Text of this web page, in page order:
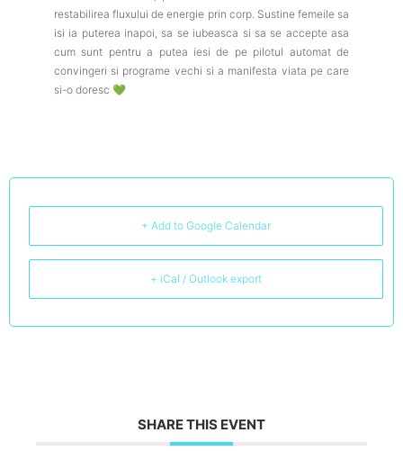
restabilirea fluxului de energie prin corp. Sustine femeile sa
isi ia puterea inapoi, sa se iubeasca si sa se accepte asa
cum sunt pentru a putea iesi de pe pilotul automat de
convingeri si programe vechi si a manifesta viata pe care
si-o doresc 💚
+ Add to Google Calendar
+ iCal / Outlook export
SHARE THIS EVENT